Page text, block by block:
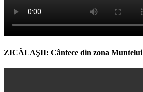
ZICĂLAŞII: Cântece din zona Muntelui